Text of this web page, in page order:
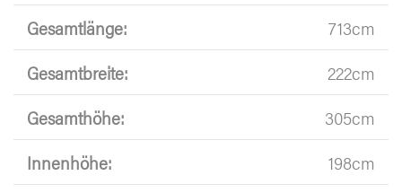
Gesamtlänge:
713cm
Gesamtbreite:
222cm
Gesamthöhe:
305cm
Innenhöhe:
198cm